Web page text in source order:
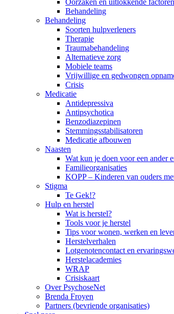
Oorzaken en uitlokkende factoren
Behandeling
Behandeling
Soorten hulpverleners
Therapie
Traumabehandeling
Alternatieve zorg
Mobiele teams
Vrijwillige en gedwongen
Crisis
Medicatie
Antidepressiva
Antipsychotica
Benzodiazepinen
Stemmingsstabilisatoren
Medicatie afbouwen
Naasten
Wat kun je doen voor een ander
Familieorganisaties
KOPP – Kinderen van ouders
Stigma
Te Gek!?
Hulp en herstel
Wat is herstel?
Tools voor je herstel
Tips voor wonen, werken en
Herstelverhalen
Lotgenotencontact en
Herstelacademies
WRAP
Crisiskaart
Over PsychoseNet
Brenda Froyen
Partners (bevriende organisaties)